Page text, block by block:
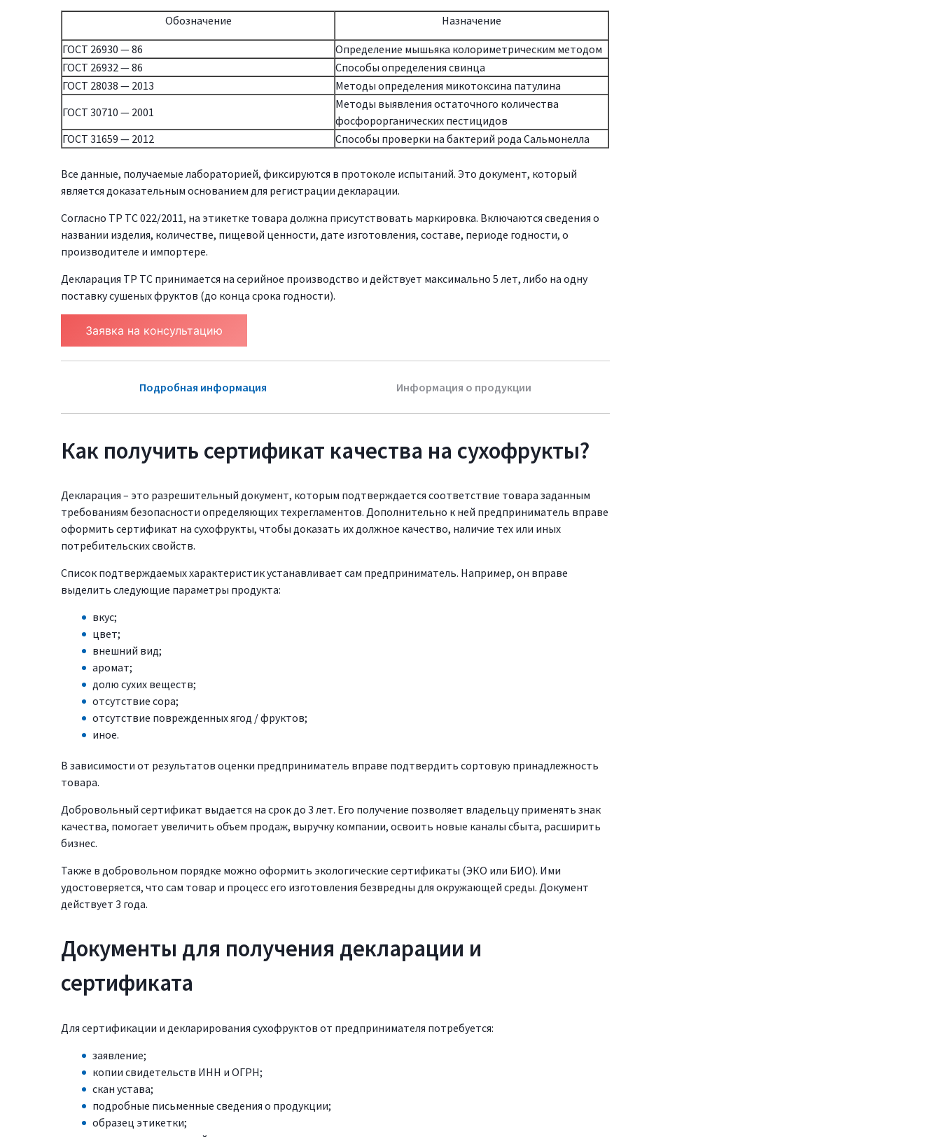
Обозначение Назначение
ГОСТ 26930 — 86
Определение мышьяка колориметрическим методом
ГОСТ 26932 — 86
Способы определения свинца
ГОСТ 28038 — 2013
Методы определения микотоксина патулина
ГОСТ 30710 — 2001
Методы выявления остаточного количества
фосфорорганических пестицидов
ГОСТ 31659 — 2012
Способы проверки на бактерий рода Сальмонелла
Все данные, получаемые лабораторией, фиксируются в протоколе испытаний. Это документ, который
является доказательным основанием для регистрации декларации.
Согласно ТР ТС 022/2011, на этикетке товара должна присутствовать маркировка. Включаются сведения о
названии изделия, количестве, пищевой ценности, дате изготовления, составе, периоде годности, о
производителе и импортере.
Декларация ТР ТС принимается на серийное производство и действует максимально 5 лет, либо на одну
поставку сушеных фруктов (до конца срока годности).
Заявка на консультацию
Подробная информация Информация о продукции
Как получить сертификат качества на сухофрукты?
Декларация – это разрешительный документ, которым подтверждается соответствие товара заданным
требованиям безопасности определяющих техрегламентов. Дополнительно к ней предприниматель вправе
оформить сертификат на сухофрукты, чтобы доказать их должное качество, наличие тех или иных
потребительских свойств.
Список подтверждаемых характеристик устанавливает сам предприниматель. Например, он вправе
выделить следующие параметры продукта:
вкус;
цвет;
внешний вид;
аромат;
долю сухих веществ;
отсутствие сора;
отсутствие поврежденных ягод / фруктов;
иное.
В зависимости от результатов оценки предприниматель вправе подтвердить сортовую принадлежность
товара.
Добровольный сертификат выдается на срок до 3 лет. Его получение позволяет владельцу применять знак
качества, помогает увеличить объем продаж, выручку компании, освоить новые каналы сбыта, расширить
бизнес.
Также в добровольном порядке можно оформить экологические сертификаты (ЭКО или БИО). Ими
удостоверяется, что сам товар и процесс его изготовления безвредны для окружающей среды. Документ
действует 3 года.
Документы для получения декларации и
сертификата
Для сертификации и декларирования сухофруктов от предпринимателя потребуется:
заявление;
копии свидетельств ИНН и ОГРН;
скан устава;
подробные письменные сведения о продукции;
образец этикетки;